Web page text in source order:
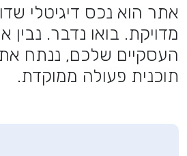
אתר הוא נכס דיגיטלי
מדויקת. בואו נדבר. נבין
העסקיים שלכם, ננתח
תוכנית פעולה ממוקדת.